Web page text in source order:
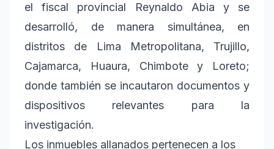
el fiscal provincial Reynaldo Abia y se
desarrolló, de manera simultánea, en
distritos de Lima Metropolitana, Trujillo,
Cajamarca, Huaura, Chimbote y Loreto;
donde también se incautaron documentos y
dispositivos relevantes para la
investigación.
Los inmuebles allanados pertenecen a los